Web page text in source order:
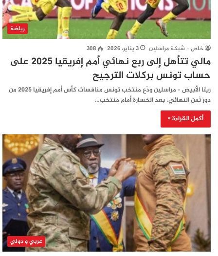
رياضة
خاص - شبكة مراسلين 3 يناير، 2026 308
مالي تتأهل إلى ربع نهائي أمم إفريقيا 2025 على
حساب تونس بركلات الترجيح
ريتا الأبيض – مراسلين ودّع منتخب تونس منافسات كأس أمم إفريقيا 2025 من
دور ثمن النهائي، بعد الخسارة أمام منتخب…
أكمل القراءة »
عربي و دولي